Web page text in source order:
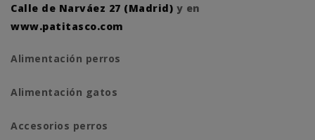
Calle de Narváez 27 (Madrid) y en
www.patitasco.com
Alimentación perros
Alimentación gatos
Accesorios perros